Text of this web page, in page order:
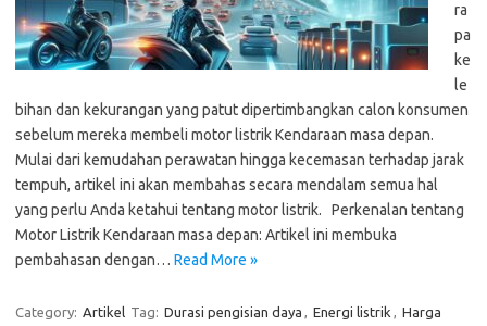
ra
pa
ke
le
bihan dan kekurangan yang patut dipertimbangkan calon konsumen
sebelum mereka membeli motor listrik Kendaraan masa depan.
Mulai dari kemudahan perawatan hingga kecemasan terhadap jarak
tempuh, artikel ini akan membahas secara mendalam semua hal
yang perlu Anda ketahui tentang motor listrik. Perkenalan tentang
Motor Listrik Kendaraan masa depan: Artikel ini membuka
pembahasan dengan… Read More »
Category: Artikel Tag: Durasi pengisian daya , Energi listrik , Harga